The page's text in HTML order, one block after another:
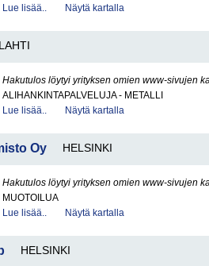
Lue lisää..
Näytä kartalla
LAHTI
Hakutulos löytyi yrityksen omien www-sivujen
ALIHANKINTAPALVELUJA - METALLI
Lue lisää..
Näytä kartalla
Oy HELSINKI
Hakutulos löytyi yrityksen omien www-sivujen
MUOTOILUA
Lue lisää..
Näytä kartalla
HELSINKI